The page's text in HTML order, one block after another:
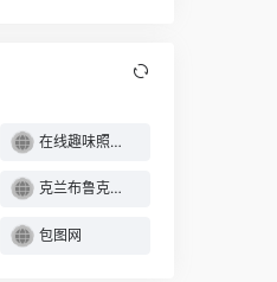
在线趣味照片和相框
克兰布鲁克艺术学院
包图网